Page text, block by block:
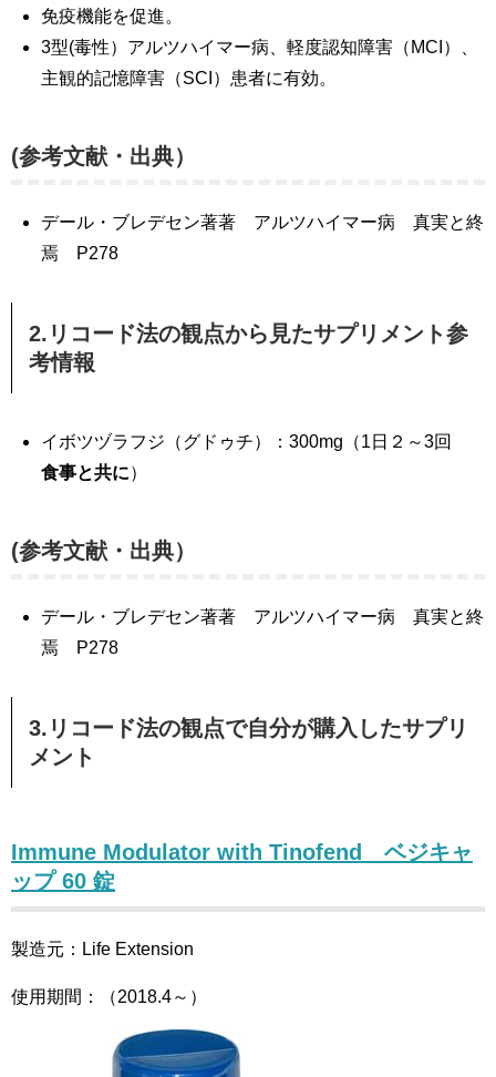
免疫機能を促進。
3型(毒性）アルツハイマー病、軽度認知障害（MCI）、
主観的記憶障害（SCI）患者に有効。
(参考文献・出典）
デール・ブレデセン著著 アルツハイマー病 真実と終
焉 P278
2.リコード法の観点から見たサプリメント参
考情報
イボツヅラフジ（グドゥチ）：300mg（1日２～3回
食事と共に）
(参考文献・出典）
デール・ブレデセン著著 アルツハイマー病 真実と終
焉 P278
3.リコード法の観点で自分が購入したサプリ
メント
Immune Modulator with Tinofend ベジキャ
ップ 60 錠
製造元：Life Extension
使用期間：（2018.4～）